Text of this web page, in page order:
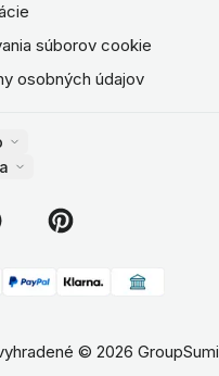
súborov cookie
osobných údajov
© 2026 GroupSumi